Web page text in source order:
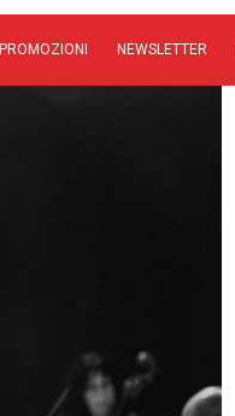
PROMOZIONI NEWSLETTER